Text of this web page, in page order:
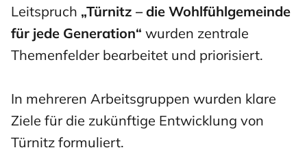
Leitspruch „Türnitz – die Wohlfühlgemeinde
für jede Generation“ wurden zentrale
Themenfelder bearbeitet und priorisiert.
In mehreren Arbeitsgruppen wurden klare
Ziele für die zukünftige Entwicklung von
Türnitz formuliert.